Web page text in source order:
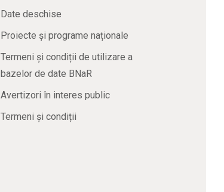
Date deschise
Proiecte și programe naționale
Termeni și condiții de utilizare a
bazelor de date BNaR
Avertizori în interes public
Termeni și condiții